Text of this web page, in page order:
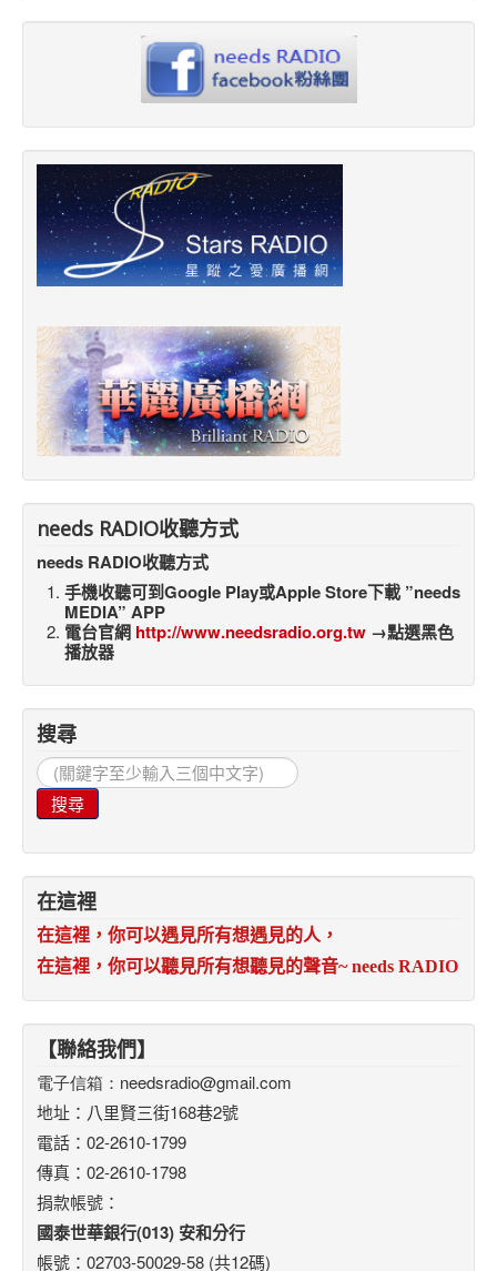
needs RADIO收聽方式
needs RADIO收聽方式
手機收聽可到Google Play或Apple Store下載 ”needs
MEDIA” APP
電台官網 http://www.needsradio.org.tw →點選黑色
播放器
搜尋
搜
尋...
搜尋
在這裡
在這裡，你可以遇見所有想遇見的人，
在這裡，你可以聽見所有想聽見的聲音~ needs RADIO
【聯絡我們】
電子信箱： needsradio@gmail.com
地址：八里賢三街168巷2號
電話：02-2610-1799
傳真：02-2610-1798
捐款帳號：
國泰世華銀行(013) 安和分行
帳號：02703-50029-58 (共12碼)